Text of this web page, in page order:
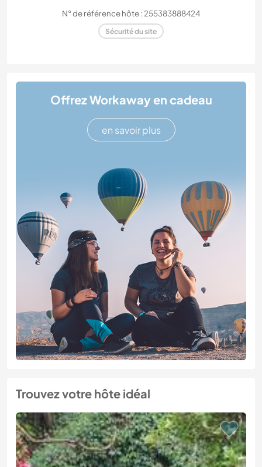
N° de référence hôte : 255383888424
Sécurité du site
Offrez Workaway en cadeau
en savoir plus
Trouvez votre hôte idéal